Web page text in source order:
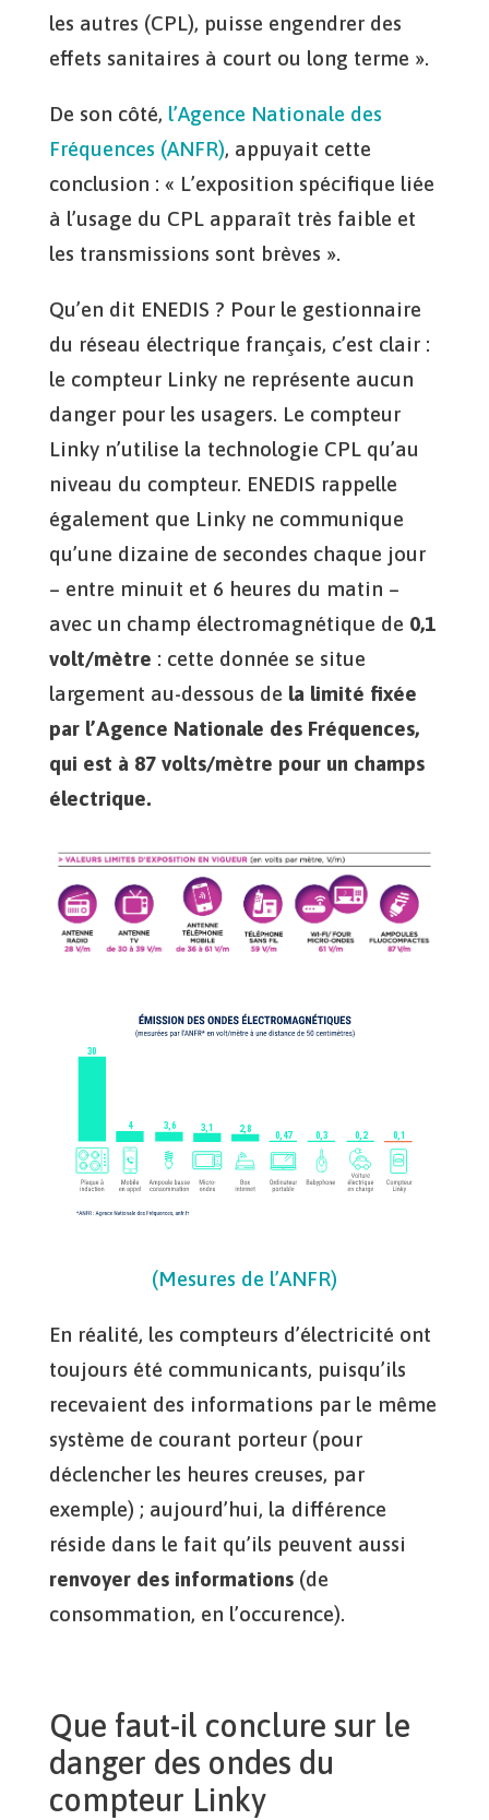
les autres (CPL), puisse engendrer des
effets sanitaires à court ou long terme ».
De son côté, l’Agence Nationale des
Fréquences (ANFR), appuyait cette
conclusion : « L’exposition spécifique liée
à l’usage du CPL apparaît très faible et
les transmissions sont brèves ».
Qu’en dit ENEDIS ? Pour le gestionnaire
du réseau électrique français, c’est clair :
le compteur Linky ne représente aucun
danger pour les usagers. Le compteur
Linky n’utilise la technologie CPL qu’au
niveau du compteur. ENEDIS rappelle
également que Linky ne communique
qu’une dizaine de secondes chaque jour
– entre minuit et 6 heures du matin –
avec un champ électromagnétique de 0,1
volt/mètre : cette donnée se situe
largement au-dessous de la limité fixée
par l’Agence Nationale des Fréquences,
qui est à 87 volts/mètre pour un champs
électrique.
(Mesures de l’ANFR)
En réalité, les compteurs d’électricité ont
toujours été communicants, puisqu’ils
recevaient des informations par le même
système de courant porteur (pour
déclencher les heures creuses, par
exemple) ; aujourd’hui, la différence
réside dans le fait qu’ils peuvent aussi
renvoyer des informations(de
consommation, en l’occurence).
Que faut-il conclure sur le
danger des ondes du
compteur Linky